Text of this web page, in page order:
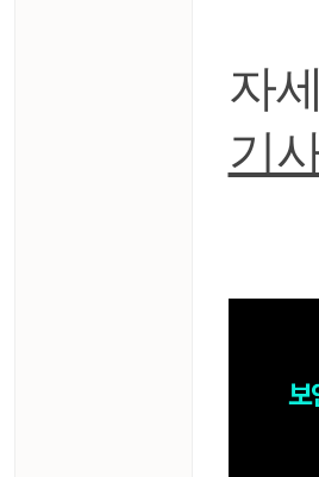
자
기